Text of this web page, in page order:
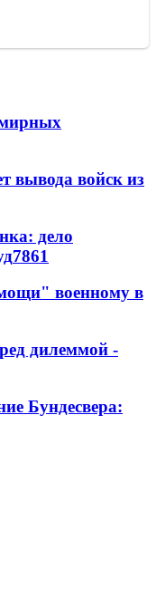
мирных
вывода войск из
дело
7861
военному в
дилеммой -
Бундесвера: